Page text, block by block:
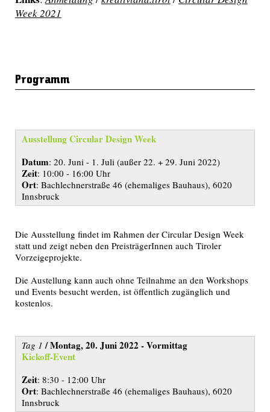
Week 2021
Programm
Ausstellung Circular Design Week
Datum: 20. Juni - 1. Juli (außer 22. + 29. Juni 2022)
Zeit: 10:00 - 16:00 Uhr
Ort: Bachlechnerstraße 46 (ehemaliges Bauhaus), 6020
Innsbruck
Die Ausstellung findet im Rahmen der Circular Design Week
statt und zeigt neben den PreisträgerInnen auch Tiroler
Vorzeigeprojekte.
Die Austellung kann auch ohne Teilnahme an den Workshops
und Events besucht werden, ist öffentlich zugänglich und
kostenlos.
Tag 1 /Montag, 20. Juni 2022 - Vormittag
Kickoff-Event
Zeit: 8:30 - 12:00 Uhr
Ort: Bachlechnerstraße 46 (ehemaliges Bauhaus), 6020
Innsbruck